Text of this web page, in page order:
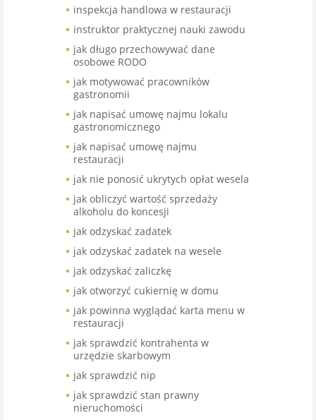
inspekcja handlowa w restauracji
instruktor praktycznej nauki zawodu
jak długo przechowywać dane
osobowe RODO
jak motywować pracowników
gastronomii
jak napisać umowę najmu lokalu
gastronomicznego
jak napisać umowę najmu
restauracji
jak nie ponosić ukrytych opłat wesela
jak obliczyć wartość sprzedaży
alkoholu do koncesji
jak odzyskać zadatek
jak odzyskać zadatek na wesele
jak odzyskać zaliczkę
jak otworzyć cukiernię w domu
jak powinna wyglądać karta menu w
restauracji
jak sprawdzić kontrahenta w
urzędzie skarbowym
jak sprawdzić nip
jak sprawdzić stan prawny
nieruchomości